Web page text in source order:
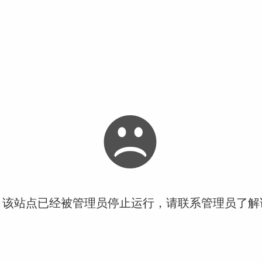
站点已经被管理员停止运行，请联系管理员了